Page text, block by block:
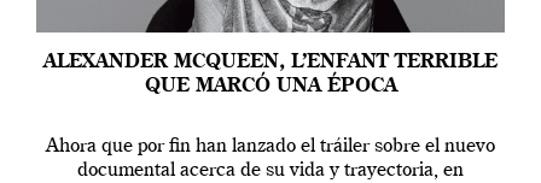
ALEXANDER MCQUEEN, L’ENFANT TERRIBLE
QUE MARCÓ UNA ÉPOCA
Ahora que por fin han lanzado el tráiler sobre el nuevo
documental acerca de su vida y trayectoria, en